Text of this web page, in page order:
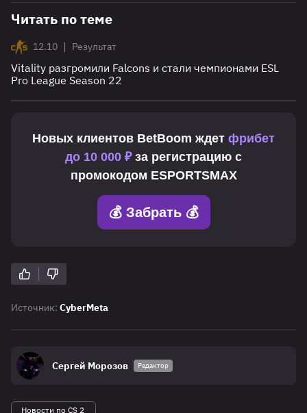
Читать по теме
12.10 | Результат
Vitality разгромили Falcons и стали чемпионами ESL
Pro League Season 22
Новых клиентов BetBoom ждет фрибет
до 10 000 ₽за регистрацию с
промокодом ESPORTSMAX
💰 Забрать 💰
Источник: CyberMeta
Сергей Морозов Редактор
Новости по CS 2